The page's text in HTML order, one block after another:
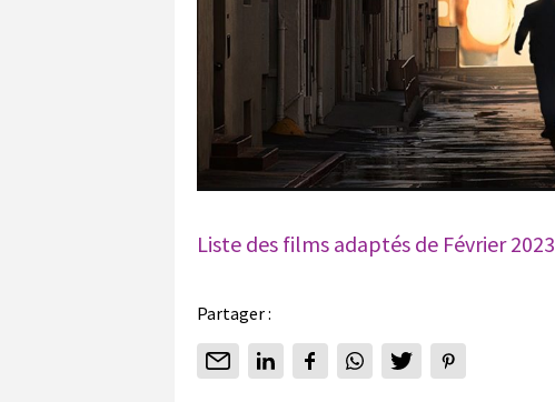
Liste des films adaptés de Février 2023
Partager :